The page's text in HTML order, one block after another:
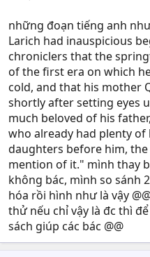
những đoạn tiếng anh
Larich had inauspicious
chroniclers that the
of the first era on which
cold, and that his mother
shortly after setting eyes
much beloved of his
who already had plenty
daughters before him,
mention of it." mình thay
không bác, mình so sánh
hóa rồi hình như là vậy
thử nếu chỉ vậy là đc thì
sách giúp các bác @@